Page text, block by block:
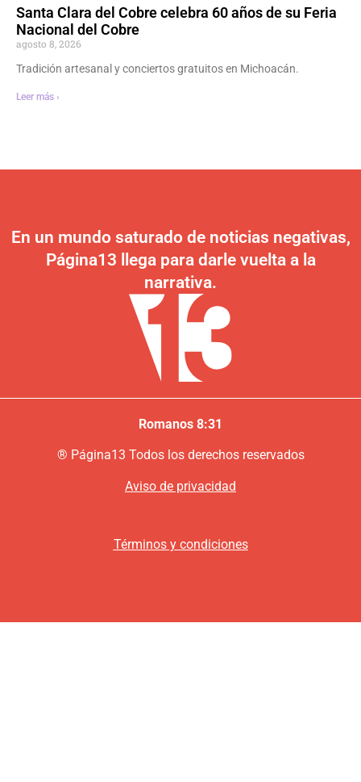
Santa Clara del Cobre celebra 60 años de su Feria
Nacional del Cobre
agosto 8, 2026
Tradición artesanal y conciertos gratuitos en Michoacán.
Leer más ›
En un mundo saturado de noticias negativas,
Página13 llega para darle vuelta a la
narrativa.
Romanos 8:31
® Página13 Todos los derechos reservados
Aviso de privacidad
Términos y condiciones